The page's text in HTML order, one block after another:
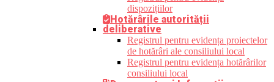
dispozițiilor
Hotărârile autorității
deliberative
Registrul pentru evidența proiectelor
de hotărâri ale consiliului local
Registrul pentru evidența hotărârilor
consiliului local